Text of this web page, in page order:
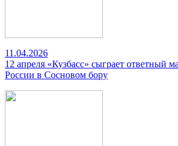
11.04.2026
12 апреля «Кузбасс» сыграет ответный
России в Сосновом бору